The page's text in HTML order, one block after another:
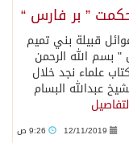
” بر فارس “
قبيلة بني تميم
بسم الله الرحمن
علماء نجد خلال
عبدالله البسام
12/11/2019